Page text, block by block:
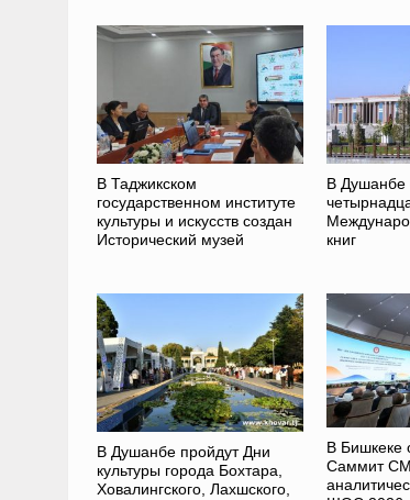
В Таджикском
государственном институте
культуры и искусств создан
Исторический музей
В Душанбе
книг
В Душанбе пройдут Дни
культуры города Бохтара,
Ховалингского, Лахшского,
В Бишкеке
Саммит